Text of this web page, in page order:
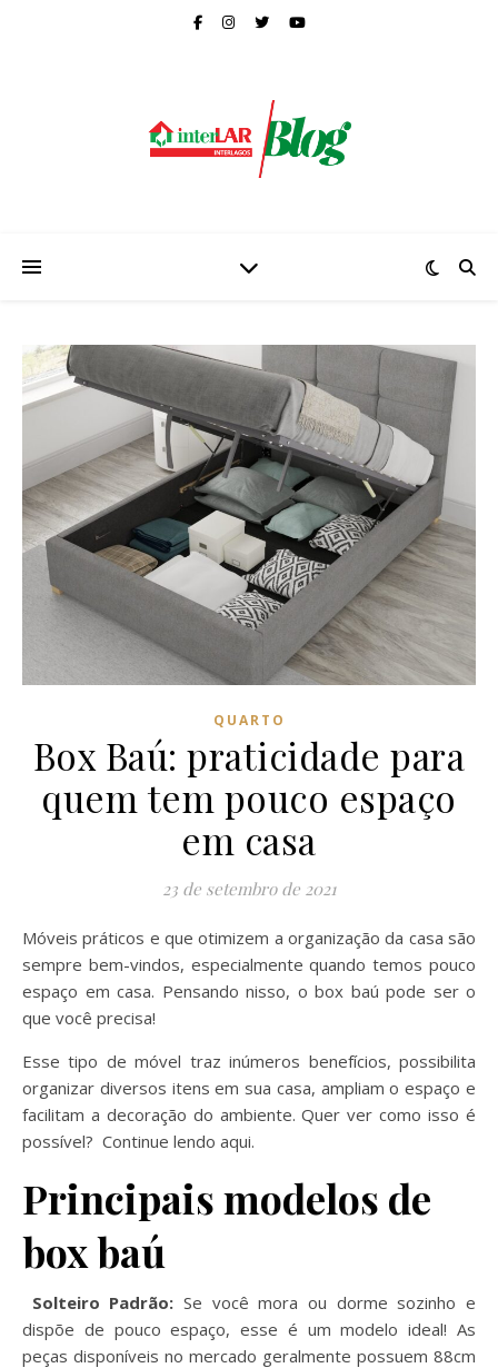
QUARTO
Box Baú: praticidade para
quem tem pouco espaço
em casa
23 de setembro de 2021
Móveis práticos e que otimizem a organização da casa são
sempre bem-vindos, especialmente quando temos pouco
espaço em casa. Pensando nisso, o box baú pode ser o
que você precisa!
Esse tipo de móvel traz inúmeros benefícios, possibilita
organizar diversos itens em sua casa, ampliam o espaço e
facilitam a decoração do ambiente. Quer ver como isso é
possível? Continue lendo aqui.
Principais modelos de
box baú
Solteiro Padrão: Se você mora ou dorme sozinho e
dispõe de pouco espaço, esse é um modelo ideal! As
peças disponíveis no mercado geralmente possuem 88cm